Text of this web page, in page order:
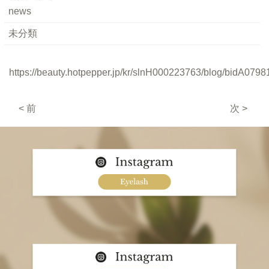
news
未分類
https://beauty.hotpepper.jp/kr/slnH000223763/blog/
< 前 次 >